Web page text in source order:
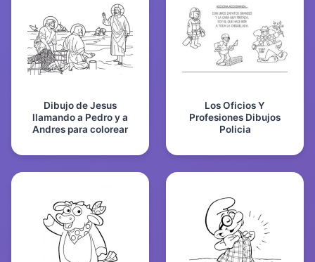
Dibujo de Jesus
llamando a Pedro y a
Andres para colorear
Los Oficios Y
Profesiones Dibujos
Policia